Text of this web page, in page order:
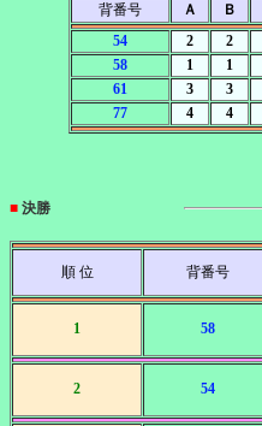
背番号
Ａ Ｂ
54
2 2
58
1 1
61
3 3
77
4 4
■ 決勝
順 位 背番号
1 58
2 54